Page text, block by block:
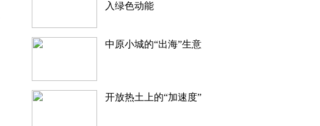
入绿色动能
中原小城的“出海”生意
开放热土上的“加速度”